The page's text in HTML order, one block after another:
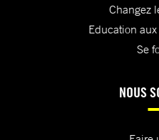
Changez
Education
Se
NOUS